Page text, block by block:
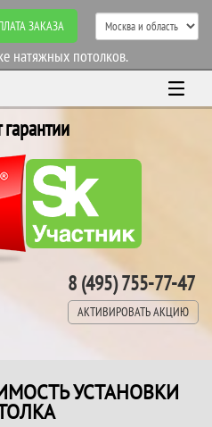
ЗАКАЗА
натяжных потолков.
8 (495) 755-77-47
АКТИВИРОВАТЬ АКЦИЮ
УСТАНОВКИ